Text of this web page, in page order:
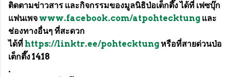
ติดตามข่าวสาร และกิจกรรมของมูลนิธิป่อเต็กตึ๊ง ได้ที่ เฟซบุ๊ก
แฟนเพจ www.facebook.com/atpohtecktung และ
ช่องทางอื่นๆ ที่สะดวก
ได้ที่ https://linktr.ee/pohtecktung หรือที่สายด่วนป่อ
เต็กตึ๊ง 1418
.